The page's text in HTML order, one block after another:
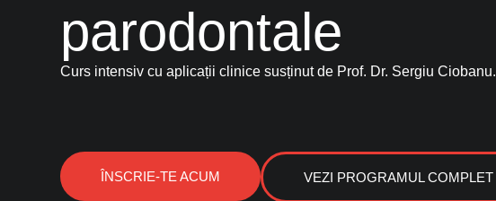
parodontale
Curs intensiv cu aplicații clinice susținut de Prof. Dr. Sergiu Ciobanu.
ÎNSCRIE-TE ACUM VEZI PROGRAMUL COMPLET